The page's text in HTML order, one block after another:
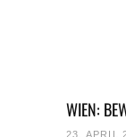
WIEN:
23. APRIL